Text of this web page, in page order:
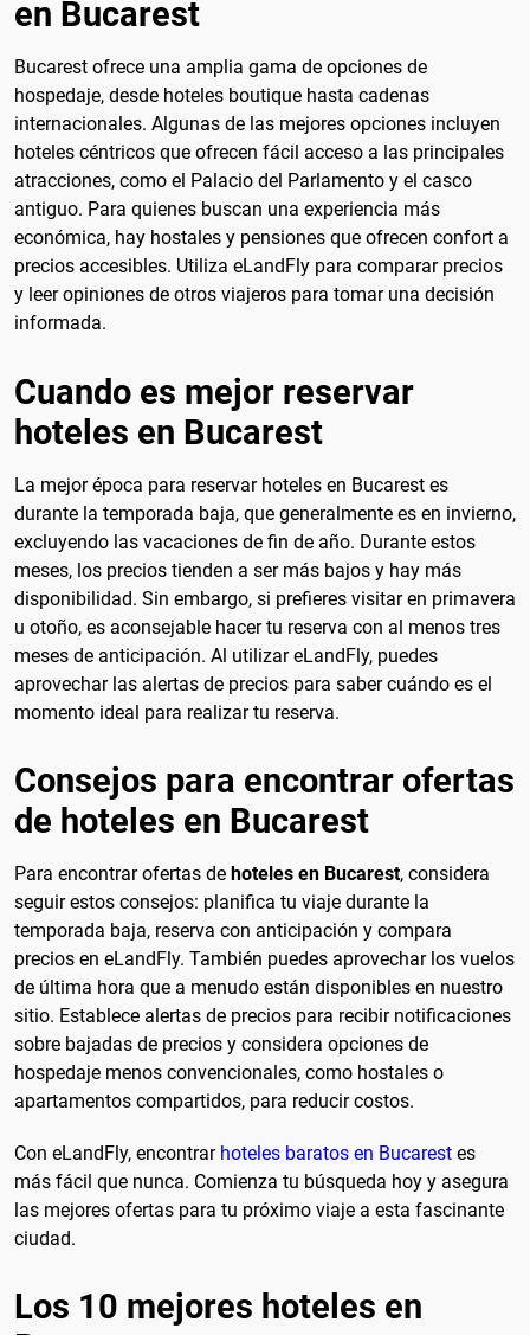
en Bucarest
Bucarest ofrece una amplia gama de opciones de
hospedaje, desde hoteles boutique hasta cadenas
internacionales. Algunas de las mejores opciones incluyen
hoteles céntricos que ofrecen fácil acceso a las principales
atracciones, como el Palacio del Parlamento y el casco
antiguo. Para quienes buscan una experiencia más
económica, hay hostales y pensiones que ofrecen confort a
precios accesibles. Utiliza eLandFly para comparar precios
y leer opiniones de otros viajeros para tomar una decisión
informada.
Cuando es mejor reservar
hoteles en Bucarest
La mejor época para reservar hoteles en Bucarest es
durante la temporada baja, que generalmente es en invierno,
excluyendo las vacaciones de fin de año. Durante estos
meses, los precios tienden a ser más bajos y hay más
disponibilidad. Sin embargo, si prefieres visitar en primavera
u otoño, es aconsejable hacer tu reserva con al menos tres
meses de anticipación. Al utilizar eLandFly, puedes
aprovechar las alertas de precios para saber cuándo es el
momento ideal para realizar tu reserva.
Consejos para encontrar ofertas
de hoteles en Bucarest
Para encontrar ofertas de hoteles en Bucarest, considera
seguir estos consejos: planifica tu viaje durante la
temporada baja, reserva con anticipación y compara
precios en eLandFly. También puedes aprovechar los vuelos
de última hora que a menudo están disponibles en nuestro
sitio. Establece alertas de precios para recibir notificaciones
sobre bajadas de precios y considera opciones de
hospedaje menos convencionales, como hostales o
apartamentos compartidos, para reducir costos.
Con eLandFly, encontrar hoteles baratos en Bucarest es
más fácil que nunca. Comienza tu búsqueda hoy y asegura
las mejores ofertas para tu próximo viaje a esta fascinante
ciudad.
Los 10 mejores hoteles en